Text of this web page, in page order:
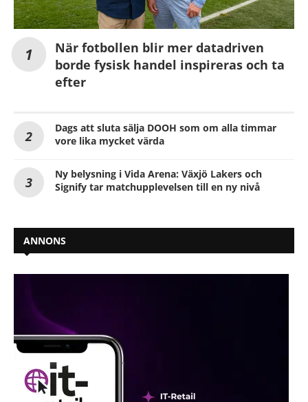
När fotbollen blir mer datadriven
borde fysisk handel inspireras och ta
efter
Dags att sluta sälja DOOH som om alla timmar
vore lika mycket värda
Ny belysning i Vida Arena: Växjö Lakers och
Signify tar matchupplevelsen till en ny nivå
ANNONS